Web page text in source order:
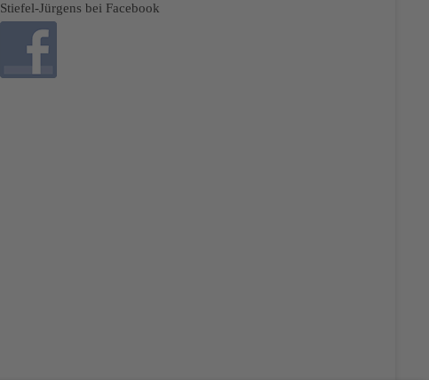
Stiefel-Jürgens bei Facebook